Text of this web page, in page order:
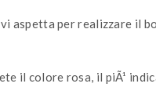
aspetta per realizzare il
il colore rosa, il piÃ¹